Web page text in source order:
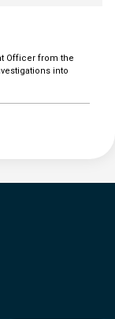
Officer from the
into